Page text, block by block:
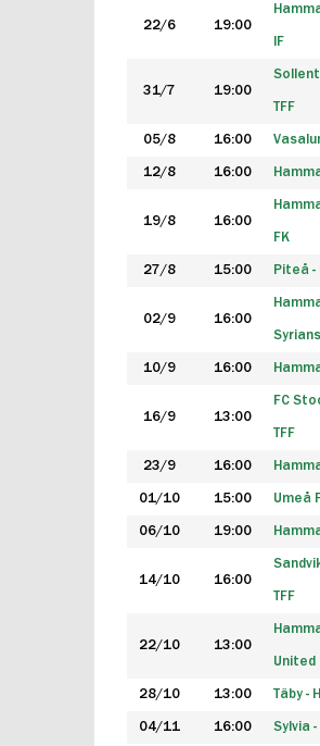
22/6 19:00
IF
31/7 19:00
TFF
05/8 16:00
12/8 16:00
19/8 16:00
FK
27/8 15:00 Piteå -
02/9 16:00
10/9 16:00
16/9 13:00
FC
TFF
23/9 16:00
01/10 15:00 Umeå
06/10 19:00
14/10 16:00
TFF
22/10 13:00
United
28/10 13:00 Täby -
04/11 16:00 Sylvia -